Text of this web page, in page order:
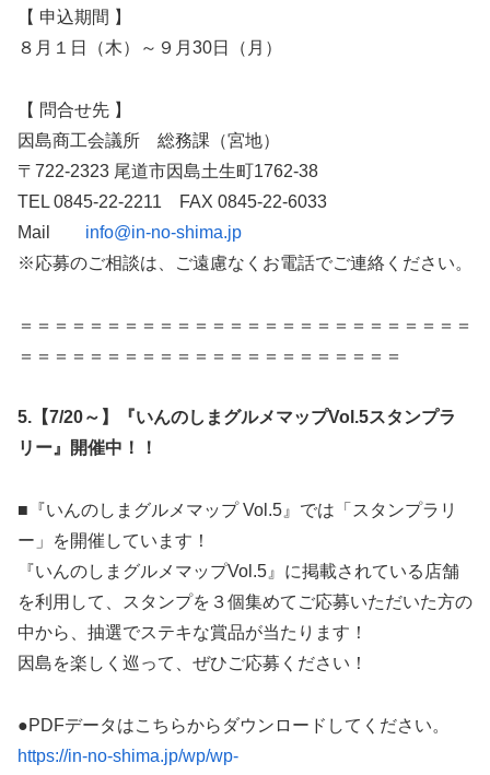
【 申込期間 】
８月１日（木）～９月30日（月）
【 問合せ先 】
因島商工会議所 総務課（宮地）
〒722-2323 尾道市因島土生町1762-38
TEL 0845-22-2211 FAX 0845-22-6033
Mail info@in-no-shima.jp
※応募のご相談は、ご遠慮なくお電話でご連絡ください。
＝＝＝＝＝＝＝＝＝＝＝＝＝＝＝＝＝＝＝＝＝＝＝＝＝＝
＝＝＝＝＝＝＝＝＝＝＝＝＝＝＝＝＝＝＝＝＝＝
5. 【7/20～】『いんのしまグルメマップVol.5スタンプラ
リー』開催中！！
■『いんのしまグルメマップ Vol.5』では「スタンプラリ
ー」を開催しています！
『いんのしまグルメマップVol.5』に掲載されている店舗
を利用して、スタンプを３個集めてご応募いただいた方の
中から、抽選でステキな賞品が当たります！
因島を楽しく巡って、ぜひご応募ください！
●PDFデータはこちらからダウンロードしてください。
https://in-no-shima.jp/wp/wp-